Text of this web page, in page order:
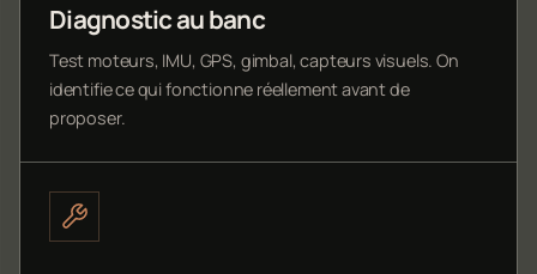
Diagnostic au banc
Test moteurs, IMU, GPS, gimbal, capteurs visuels. On
identifie ce qui fonctionne réellement avant de
proposer.